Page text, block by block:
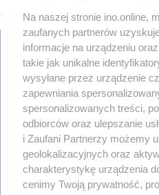
hołd dla Jana Kasprowicza
08-04
Jest wykonawca remontu
08-04 Dlaczego sauny, a nie boiska
08-04 Połowa wakacji na drogach.
Wroński do radnych:
zajmijcie się gospodarką
08-04 Darrell Harris: Możemy
08-03 Zarzut dla kierowcy
NAS
08-03 Sen o potędze. Nowy utwór
pliki
© copyright 2000-
Na naszej stronie ino.online,
zaufanych partnerów
informacje na urządzeniu
takie jak unikalne
wysyłane przez urządzenie
zapewniania
spersonalizowanych treści,
odbiorców oraz ulepszanie
i Zaufani Partnerzy możemy
geolokalizacyjnych oraz
charakterystykę urządzenia
cenimy Twoją prywatność,